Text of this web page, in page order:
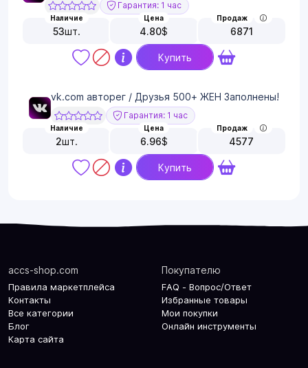
Гарантия: 1 час
Наличие
53шт.
Цена
4.80$
Продаж
6871
Купить
vk.com авторег / Друзья 500+ ЖЕН Заполнены!
Гарантия: 1 час
Наличие
2шт.
Цена
6.96$
Продаж
4577
Купить
accs-shop.com
Правила маркетплейса
Контакты
Все категории
Блог
Карта сайта
Покупателю
FAQ - Вопрос/Ответ
Избранные товары
Мои покупки
Онлайн инструменты